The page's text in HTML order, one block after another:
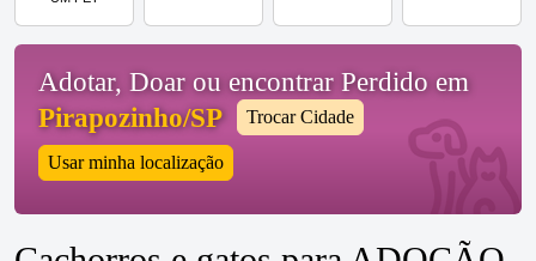
Adotar, Doar ou encontrar Perdido em
Pirapozinho/SP
Trocar Cidade
Usar minha localização